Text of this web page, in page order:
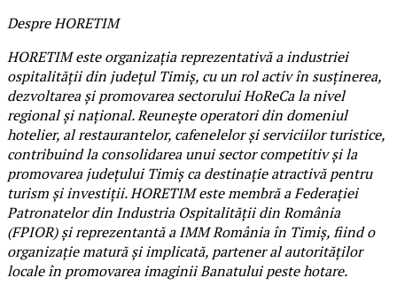
Despre HORETIM
HORETIM este organizația reprezentativă a industriei
ospitalității din județul Timiș, cu un rol activ în susținerea,
dezvoltarea și promovarea sectorului HoReCa la nivel
regional și național. Reunește operatori din domeniul
hotelier, al restaurantelor, cafenelelor și serviciilor turistice,
contribuind la consolidarea unui sector competitiv și la
promovarea județului Timiș ca destinație atractivă pentru
turism și investiții. HORETIM este membră a Federației
Patronatelor din Industria Ospitalității din România
(FPIOR) și reprezentantă a IMM România în Timiș, fiind o
organizație matură și implicată, partener al autorităților
locale în promovarea imaginii Banatului peste hotare.